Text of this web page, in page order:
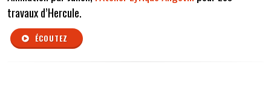
travaux d’Hercule.
ÉCOUTEZ